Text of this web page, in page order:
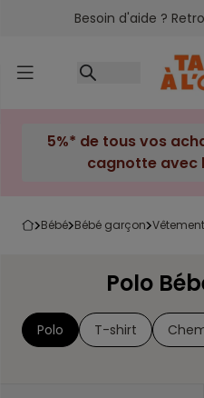
Accéder au contenu
Besoin d'aide ?
5%* de tous vos
bébé bébé garçon
Polo
Polo T-shirt